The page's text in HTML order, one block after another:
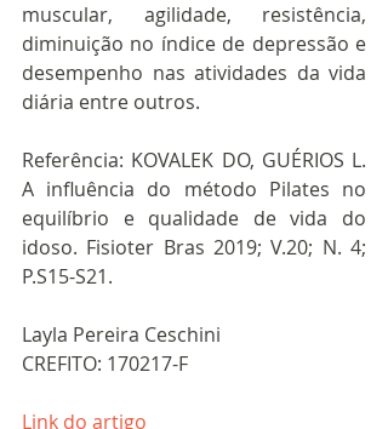
muscular, agilidade, resistência,
diminuição no índice de depressão e
desempenho nas atividades da vida
diária entre outros.
Referência: KOVALEK DO, GUÉRIOS L.
A influência do método Pilates no
equilíbrio e qualidade de vida do
idoso. Fisioter Bras 2019; V.20; N. 4;
P.S15-S21.
Layla Pereira Ceschini
CREFITO: 170217-F
Link do artigo